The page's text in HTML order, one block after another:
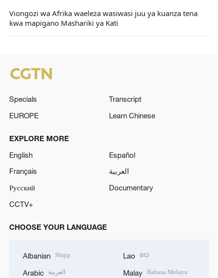
Viongozi wa Afrika waeleza wasiwasi juu ya kuanza tena
kwa mapigano Mashariki ya Kati
Specials
Transcript
EUROPE
Learn Chinese
EXPLORE MORE
English
Español
Français
العربية
Русский
Documentary
CCTV+
CHOOSE YOUR LANGUAGE
Albanian Shqip
Arabic العربية
Lao ລາວ
Malay Bahasa Melayu